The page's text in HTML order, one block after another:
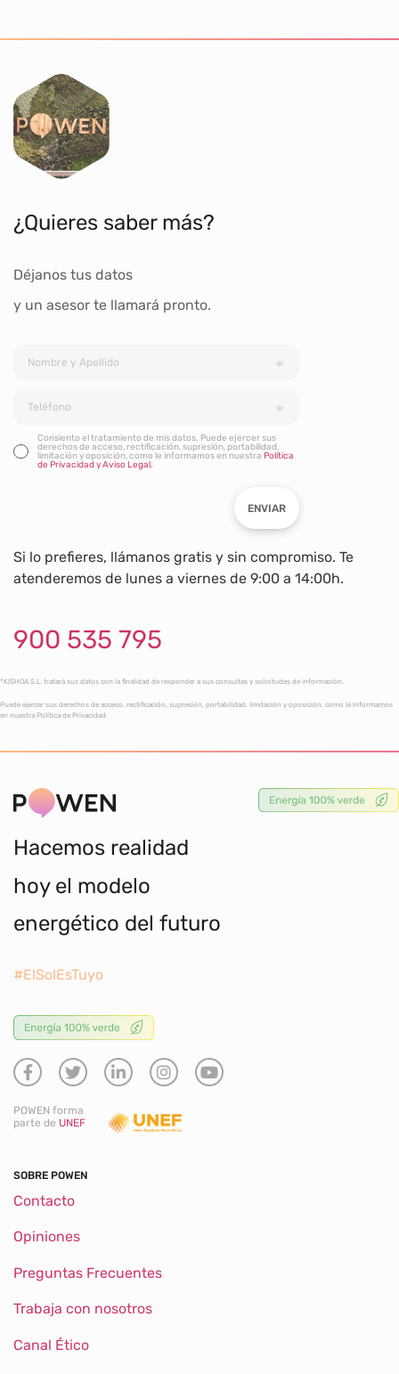
¿Quieres saber más?
Déjanos tus datos
y un asesor te llamará pronto.
Consiento el tratamiento de mis datos. Puede ejercer sus
derechos de acceso, rectificación, supresión, portabilidad,
limitación y oposición, como le informamos en nuestra Política
de Privacidad y Aviso Legal.
ENVIAR
Si lo prefieres, llámanos gratis y sin compromiso. Te
atenderemos de lunes a viernes de 9:00 a 14:00h.
900 535 795
*KISHOA S.L. tratará sus datos con la finalidad de responder a sus consultas y solicitudes de información.
Puede ejercer sus derechos de acceso, rectificación, supresión, portabilidad, limitación y oposición, como le informamos
en nuestra Política de Privacidad.
Hacemos realidad
hoy el modelo
energético del futuro
#ElSolEsTuyo
POWEN forma
parte de UNEF
SOBRE POWEN
Contacto
Opiniones
Preguntas Frecuentes
Trabaja con nosotros
Canal Ético